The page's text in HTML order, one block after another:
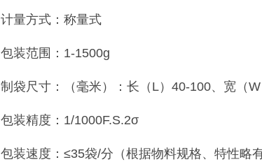
计量方式：称量式
包装范围：1-1500g
制袋尺寸：（毫米）：长（L）40-100、宽（
包装精度：1/1000F.S.2σ
包装速度：≤35袋/分（根据物料规格、特性略有